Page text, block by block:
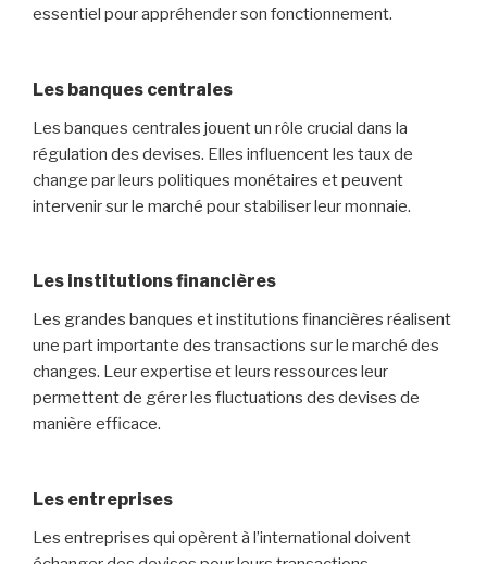
essentiel pour appréhender son fonctionnement.
Les banques centrales
Les banques centrales jouent un rôle crucial dans la
régulation des devises. Elles influencent les taux de
change par leurs politiques monétaires et peuvent
intervenir sur le marché pour stabiliser leur monnaie.
Les institutions financières
Les grandes banques et institutions financières réalisent
une part importante des transactions sur le marché des
changes. Leur expertise et leurs ressources leur
permettent de gérer les fluctuations des devises de
manière efficace.
Les entreprises
Les entreprises qui opèrent à l’international doivent